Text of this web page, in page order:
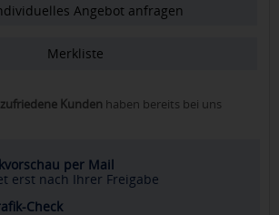
Angebot anfragen
Merkliste
zufriedene Kunden haben bereits bei uns
per Mail
erst nach Ihrer Freigabe
Check